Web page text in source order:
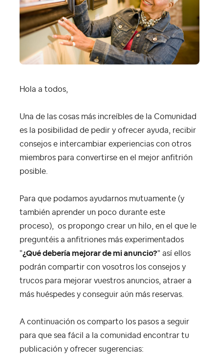
Hola a todos,
Una de las cosas más increíbles de la Comunidad
es la posibilidad de pedir y ofrecer ayuda, recibir
consejos e intercambiar experiencias con otros
miembros para convertirse en el mejor anfitrión
posible.
Para que podamos ayudarnos mutuamente (y
también aprender un poco durante este
proceso), os propongo crear un hilo, en el que le
preguntéis a anfitriones más experimentados
"¿Qué debería mejorar de mi anuncio?" así ellos
podrán compartir con vosotros los consejos y
trucos para mejorar vuestros anuncios, atraer a
más huéspedes y conseguir aún más reservas.
A continuación os comparto los pasos a seguir
para que sea fácil a la comunidad encontrar tu
publicación y ofrecer sugerencias: